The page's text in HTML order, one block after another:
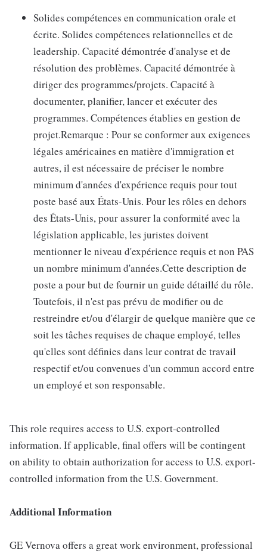
Solides compétences en communication orale et
écrite. Solides compétences relationnelles et de
leadership. Capacité démontrée d'analyse et de
résolution des problèmes. Capacité démontrée à
diriger des programmes/projets. Capacité à
documenter, planifier, lancer et exécuter des
programmes. Compétences établies en gestion de
projet.Remarque : Pour se conformer aux exigences
légales américaines en matière d'immigration et
autres, il est nécessaire de préciser le nombre
minimum d'années d'expérience requis pour tout
poste basé aux États-Unis. Pour les rôles en dehors
des États-Unis, pour assurer la conformité avec la
législation applicable, les juristes doivent
mentionner le niveau d'expérience requis et non PAS
un nombre minimum d'années.Cette description de
poste a pour but de fournir un guide détaillé du rôle.
Toutefois, il n'est pas prévu de modifier ou de
restreindre et/ou d'élargir de quelque manière que ce
soit les tâches requises de chaque employé, telles
qu'elles sont définies dans leur contrat de travail
respectif et/ou convenues d'un commun accord entre
un employé et son responsable.
This role requires access to U.S. export-controlled
information. If applicable, final offers will be contingent
on ability to obtain authorization for access to U.S. export-
controlled information from the U.S. Government.
Additional Information
GE Vernova offers a great work environment, professional